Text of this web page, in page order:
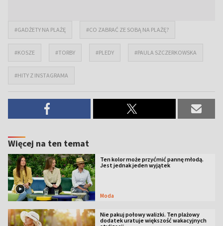
#GADŻETY NA PLAŻĘ #CO ZABRAĆ ZE SOBĄ NA PLAŻĘ?
#KOSZE #TORBY #PLEDY #PAULA SZCZERKOWSKA
#HITY Z INSTAGRAMA
Więcej na ten temat
Ten kolor może przyćmić pannę młodą.
Jest jednak jeden wyjątek
Moda
Nie pakuj połowy walizki. Ten plażowy
dodatek uratuje większość wakacyjnych